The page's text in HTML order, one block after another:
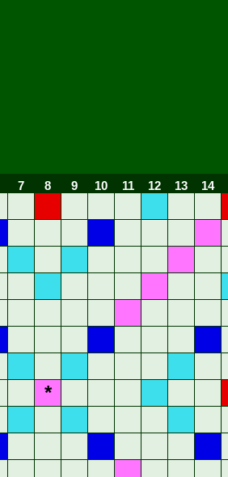
7 8 9 10 11 12 13 14
*